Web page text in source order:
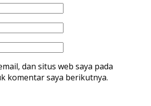
dan situs web saya pada
komentar saya berikutnya.